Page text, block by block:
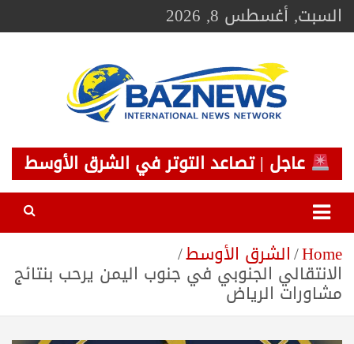
Skip
toالسبت, أغسطس 8, 2026
BAZNEWS
شبكة باز الإخبارية
عاجل | تصاعد التوتر في الشرق الأوسط
Home الشرق الأوسط
الانتقالي الجنوبي في جنوب اليمن يرحب بنتائج
مشاورات الرياض